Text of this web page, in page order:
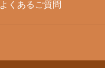
よくあるご質問